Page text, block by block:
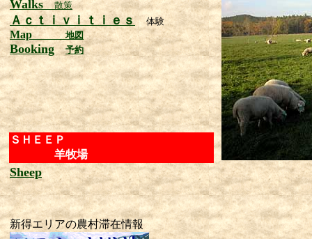
Last
Walks 散策
Ａｃｔｉｖｉｔｉｅｓ 体験
Map 地図
Booking 予約
ＳＨＥＥＰ
羊牧場
Sheep
新得エリアの農村滞在情報